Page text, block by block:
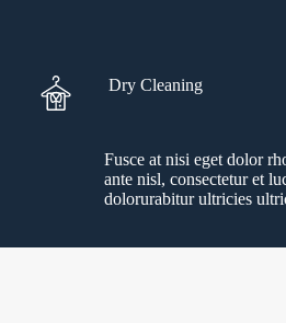
Dry Cleaning
Fusce at nisi eget dolor
ante nisl, consectetur et
dolorurabitur ultricies